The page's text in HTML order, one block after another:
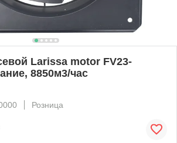
Larissa motor FV23-
8850м3/час
Розница